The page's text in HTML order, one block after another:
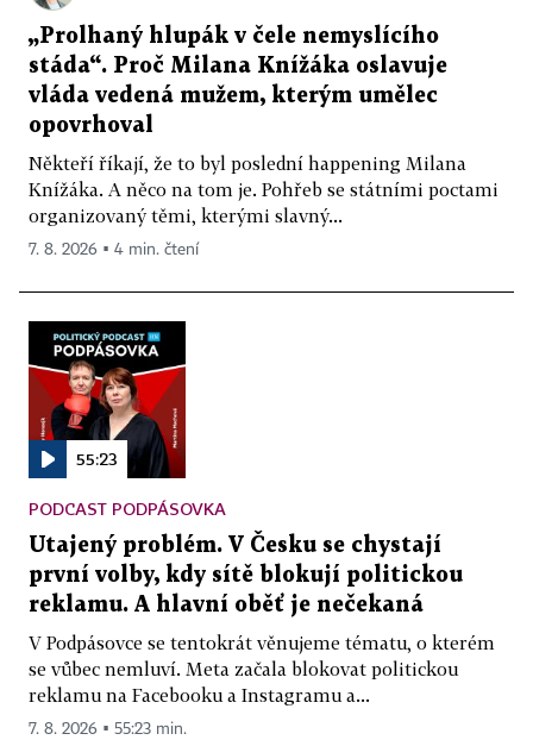
„Prolhaný hlupák v čele nemyslícího
stáda“. Proč Milana Knížáka oslavuje
vláda vedená mužem, kterým umělec
opovrhoval
Někteří říkají, že to byl poslední happening Milana
Knížáka. A něco na tom je. Pohřeb se státními poctami
organizovaný těmi, kterými slavný...
7. 8. 2026 ▪ 4 min. čtení
55:23
PODCAST PODPÁSOVKA
Utajený problém. V Česku se chystají
první volby, kdy sítě blokují politickou
reklamu. A hlavní oběť je nečekaná
V Podpásovce se tentokrát věnujeme tématu, o kterém
se vůbec nemluví. Meta začala blokovat politickou
reklamu na Facebooku a Instagramu a...
7. 8. 2026 ▪ 55:23 min.